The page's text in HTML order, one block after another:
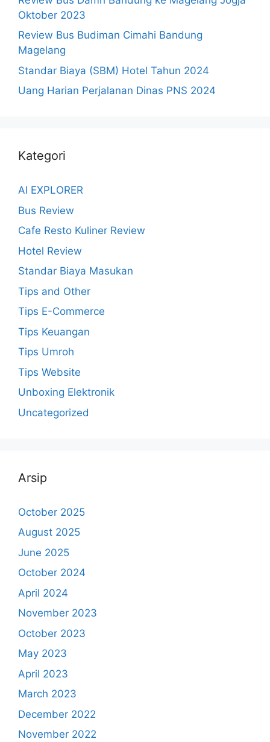
Oktober 2023
Review Bus Budiman Cimahi Bandung
Magelang
Standar Biaya (SBM) Hotel Tahun 2024
Uang Harian Perjalanan Dinas PNS 2024
Kategori
AI EXPLORER
Bus Review
Cafe Resto Kuliner Review
Hotel Review
Standar Biaya Masukan
Tips and Other
Tips E-Commerce
Tips Keuangan
Tips Umroh
Tips Website
Unboxing Elektronik
Uncategorized
Arsip
October 2025
August 2025
June 2025
October 2024
April 2024
November 2023
October 2023
May 2023
April 2023
March 2023
December 2022
November 2022